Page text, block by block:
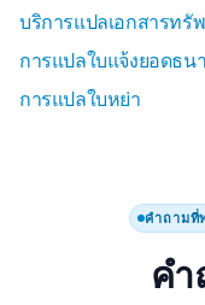
บริการแปลเอกสารทรั
การแปลใบแจ้งยอดธน
การแปลใบหย่า
คําถามที่
คํ